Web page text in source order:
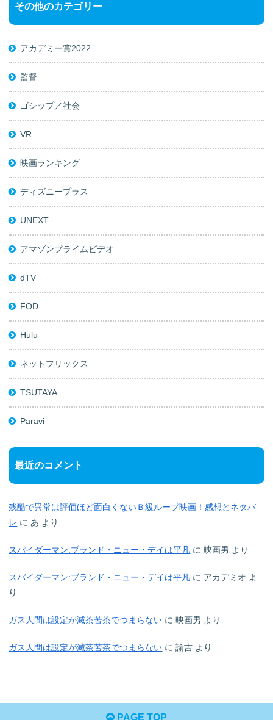
その他のカテゴリー
アカデミー賞2022
監督
ゴシップ／社会
VR
映画ランキング
ディズニープラス
UNEXT
アマゾンプライムビデオ
dTV
FOD
Hulu
ネットフリックス
TSUTAYA
Paravi
最近のコメント
残酷で異常は評価ほど面白くないＢ級ループ映画！感想とネタバ
レ に あ より
スパイダーマン:ブランド・ニュー・デイは平凡 に映画男 より
スパイダーマン:ブランド・ニュー・デイは平凡 に アカデミオ よ
り
ガス人間は設定が滅茶苦茶でつまらない に映画男 より
ガス人間は設定が滅茶苦茶でつまらない に諭吉 より
PAGE TOP